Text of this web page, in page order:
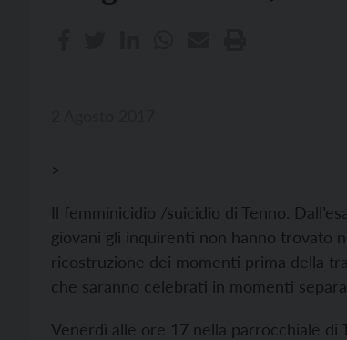
>
Il femminicidio /suicidio di Tenno.
giovani gli inquirenti non hanno trovato
ricostruzione dei momenti prima della
che saranno celebrati in momenti
Venerdì alle ore 17 nella parrocchiale di